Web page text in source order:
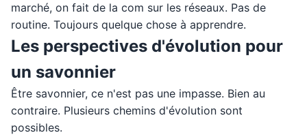
marché, on fait de la com sur les réseaux. Pas de
routine. Toujours quelque chose à apprendre.
Les perspectives d'évolution pour
un savonnier
Être savonnier, ce n'est pas une impasse. Bien au
contraire. Plusieurs chemins d'évolution sont
possibles.